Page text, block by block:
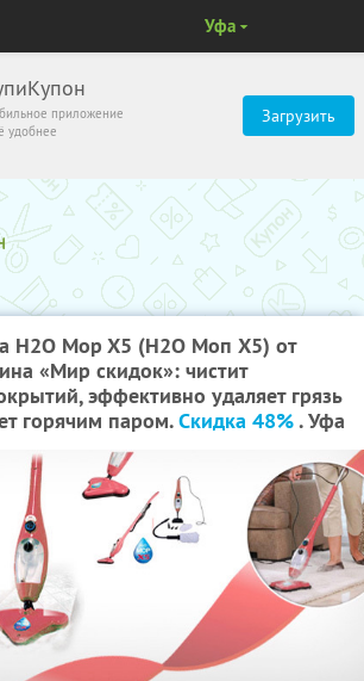
приложение
удобнее
Загрузить
Уфа
H2O Mop X5 (Н2О Моп Х5) от
«Мир скидок»: чистит
эффективно удаляет грязь
горячим паром.Скидка 48%. Уфа